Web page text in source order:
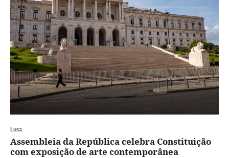
Lusa
Assembleia da República celebra Constituição
com exposição de arte contemporânea